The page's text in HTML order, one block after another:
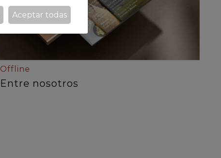
Offline
Entre nosotros
Aceptar todas